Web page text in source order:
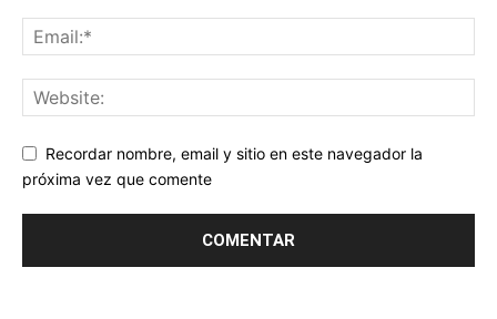
Recordar nombre, email y sitio en este navegador la
próxima vez que comente